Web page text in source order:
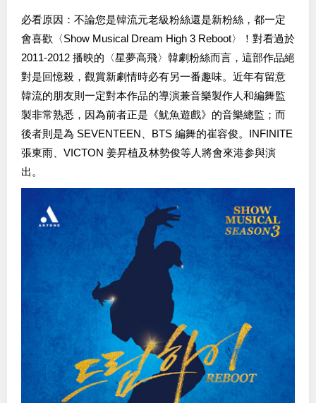
必看原因：不論您是韓流元老級粉絲還是新粉絲，都一定
會喜歡〈Show Musical Dream High 3 Reboot〉！對看過於
2011-2012 播映的〈星夢高飛〉韓劇粉絲而言，這部作品絕
對是回憶殺，觀賞新劇情時必有另一番趣味。近年有留意
韓流的朋友則一定對本作品的導演兼音樂製作人和編舞監
製非常熟悉，因為前者正是《魷魚遊戲》的音樂總監；而
後者則是為 SEVENTEEN、BTS 編舞的崔容俊。INFINITE
張東雨、VICTON 姜昇植及林勢俊等人將會來港参與演
出。